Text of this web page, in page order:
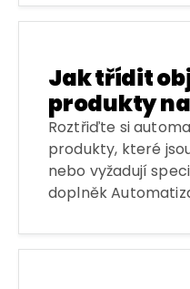
Jak třídit
produkty
Roztřiďte si
produkty, které
nebo vyžadují
doplněk